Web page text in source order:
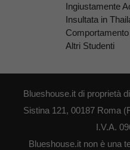
Ingiustamente
Insultata in
Altri Studenti
Blueshouse.it di proprietà
Sistina 121, 00187 Roma
I.V.A.
Blueshouse.it non è una